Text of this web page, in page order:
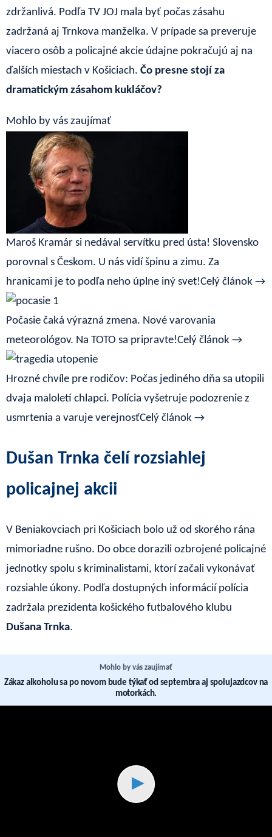
zdržanlivá. Podľa TV JOJ mala byť počas zásahu
zadržaná aj Trnkova manželka. V prípade sa preveruje
viacero osôb a policajné akcie údajne pokračujú aj na
ďalších miestach v Košiciach. Čo presne stojí za
dramatickým zásahom kukláčov?
Mohlo by vás zaujímať
Maroš Kramár si nedával servítku pred ústa! Slovensko
porovnal s Českom. U nás vidí špinu a zimu. Za
hranicami je to podľa neho úplne iný svet!Celý článok →
Počasie čaká výrazná zmena. Nové varovania
meteorológov. Na TOTO sa pripravte!Celý článok →
Hrozné chvíle pre rodičov: Počas jediného dňa sa utopili
dvaja maloletí chlapci. Polícia vyšetruje podozrenie z
usmrtenia a varuje verejnosťCelý článok →
Dušan Trnka čelí rozsiahlej
policajnej akcii
V Beniakovciach pri Košiciach bolo už od skorého rána
mimoriadne rušno. Do obce dorazili ozbrojené policajné
jednotky spolu s kriminalistami, ktorí začali vykonávať
rozsiahle úkony. Podľa dostupných informácií polícia
zadržala prezidenta košického futbalového klubu
Dušana Trnka.
Mohlo by vás zaujímať
Zákaz alkoholu sa po novom bude týkať od septembra aj spolujazdcov na
motorkách.
▶